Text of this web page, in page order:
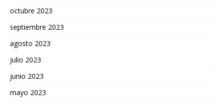
octubre 2023
septiembre 2023
agosto 2023
julio 2023
junio 2023
mayo 2023